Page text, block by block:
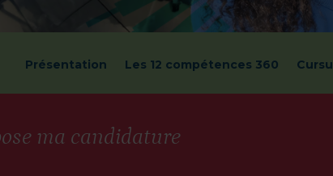
Présentation Les 12 compétences 360
ma candidature